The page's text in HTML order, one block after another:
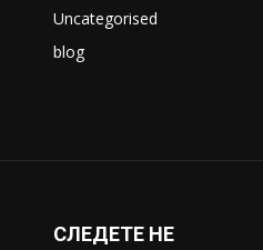
Uncategorised
blog
СЛЕДЕТЕ НЕ